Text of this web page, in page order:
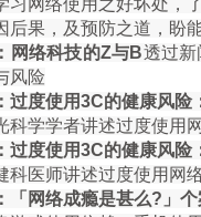
习网络使用之好坏处，
后果，及预防之道，盼
网络科技的Z与B透过
风险
过度使用3C的健康风险
科学学者讲述过度使用
过度使用3C的健康风险
科医师讲述过度使用网
「网络成瘾是甚么? 」